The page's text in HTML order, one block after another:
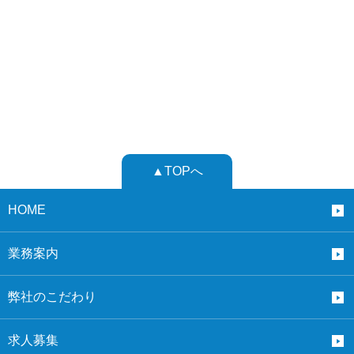
▲TOPへ
HOME
業務案内
弊社のこだわり
求人募集